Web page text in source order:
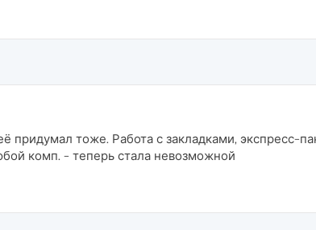
придумал тоже. Работа с закладками,
комп. - теперь стала невозможной